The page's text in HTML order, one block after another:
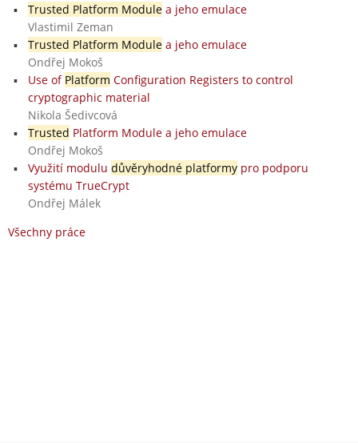
Trusted Platform Modulea jeho emulace
Vlastimil Zeman
Trusted Platform Modulea jeho emulace
Ondřej Mokoš
Use of Platform Configuration Registers to control
cryptographic material
Nikola Šedivcová
Trusted Platform Module a jeho emulace
Ondřej Mokoš
Využití modulu důvěryhodné platformypro podporu
systému TrueCrypt
Ondřej Málek
Všechny práce